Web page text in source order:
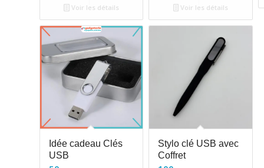
Voir les détails
Voir les détails
Idée cadeau Clés
USB
Stylo clé USB avec
Coffret